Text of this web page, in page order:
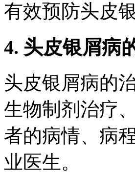
有效预防头皮
4. 头皮银屑病
头皮银屑病的
生物制剂治疗
者的病情、病
业医生。